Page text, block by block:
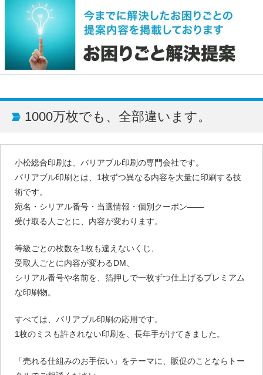
1000万枚でも、全部違います。
小松総合印刷は、バリアブル印刷の専門会社です。
バリアブル印刷とは、1枚ずつ異なる内容を大量に印刷する技
術です。
宛名・シリアル番号・当選情報・個別クーポン——
受け取る人ごとに、内容が変わります。
等級ごとの枚数を1枚も違えないくじ、
受取人ごとに内容が変わるDM、
シリアル番号や名前を、箔押しで一枚ずつ仕上げるプレミアム
な印刷物。
すべては、バリアブル印刷の応用です。
1枚のミスも許されない印刷を、長年手がけてきました。
「売れる仕組みのお手伝い」をテーマに、販促のことならトー